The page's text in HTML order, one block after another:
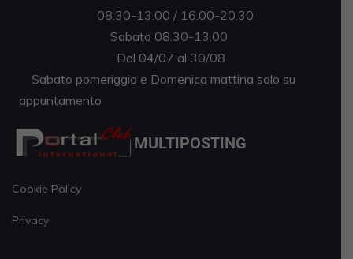
08.30-13.00 / 16.00-20.30
Sabato 08.30-13.00
Dal 04/07 al 30/08
Sabato pomeriggio e Domenica mattina solo su
appuntamento
MULTIPOSTING
Cookie Policy
Privacy